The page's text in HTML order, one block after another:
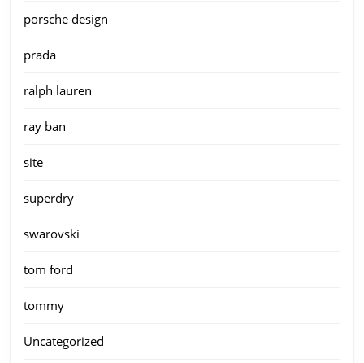
porsche design
prada
ralph lauren
ray ban
site
superdry
swarovski
tom ford
tommy
Uncategorized